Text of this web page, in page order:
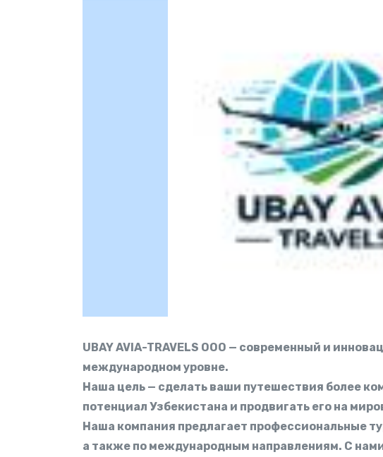
UBAY AVIA-TRAVELS ООО — современный и
международном уровне.
Наша цель — сделать ваши путешествия более
потенциал Узбекистана и продвигать его на
Наша компания предлагает профессиональные
а также по международным направлениям. С